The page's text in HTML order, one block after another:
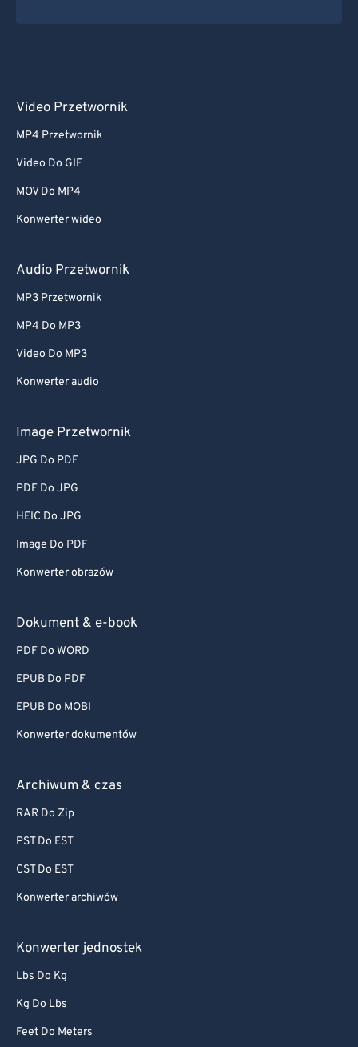
Video Przetwornik
MP4 Przetwornik
Video Do GIF
MOV Do MP4
Konwerter wideo
Audio Przetwornik
MP3 Przetwornik
MP4 Do MP3
Video Do MP3
Konwerter audio
Image Przetwornik
JPG Do PDF
PDF Do JPG
HEIC Do JPG
Image Do PDF
Konwerter obrazów
Dokument & e-book
PDF Do WORD
EPUB Do PDF
EPUB Do MOBI
Konwerter dokumentów
Archiwum & czas
RAR Do Zip
PST Do EST
CST Do EST
Konwerter archiwów
Konwerter jednostek
Lbs Do Kg
Kg Do Lbs
Feet Do Meters